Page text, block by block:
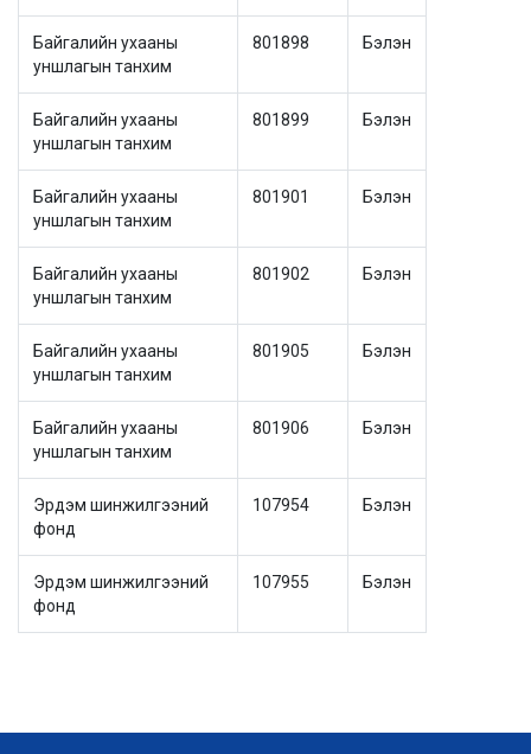
Байгалийн ухааны
уншлагын танхим
801898 Бэлэн
Байгалийн ухааны
уншлагын танхим
801899 Бэлэн
Байгалийн ухааны
уншлагын танхим
801901 Бэлэн
Байгалийн ухааны
уншлагын танхим
801902 Бэлэн
Байгалийн ухааны
уншлагын танхим
801905 Бэлэн
Байгалийн ухааны
уншлагын танхим
801906 Бэлэн
Эрдэм шинжилгээний
фонд
107954 Бэлэн
Эрдэм шинжилгээний
фонд
107955 Бэлэн